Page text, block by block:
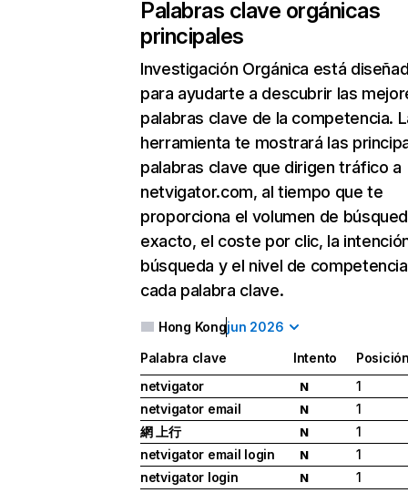
Palabras clave orgánicas
principales
Investigación Orgánica está
para ayudarte a descubrir las
palabras clave de la competencia.
herramienta te mostrará las
palabras clave que dirigen tráfico a
netvigator.com, al tiempo que te
proporciona el volumen de
exacto, el coste por clic, la
búsqueda y el nivel de
cada palabra clave.
Hong Kongjun 2026
Palabra clave Intento
netvigator
N
1
netvigator email
N
1
網 上行
N
1
netvigator email login
N
1
netvigator login
N 1